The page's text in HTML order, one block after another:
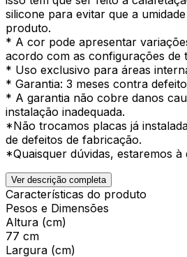
silicone para evitar que a
produto.
* A cor pode apresentar
acordo com as configurações de
* Uso exclusivo para áreas
* Garantia: 3 meses contra
* A garantia não cobre danos
instalação inadequada.
*Não trocamos placas já
de defeitos de fabricação.
*Quaisquer dúvidas, estaremos à
Ver descrição completa
Características do produto
Pesos e Dimensões
Altura (cm)
77 cm
Largura (cm)